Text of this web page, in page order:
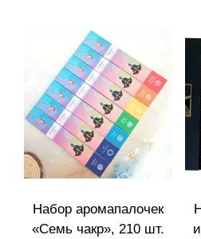
Набор аромапалочек
«Семь чакр», 210 шт.